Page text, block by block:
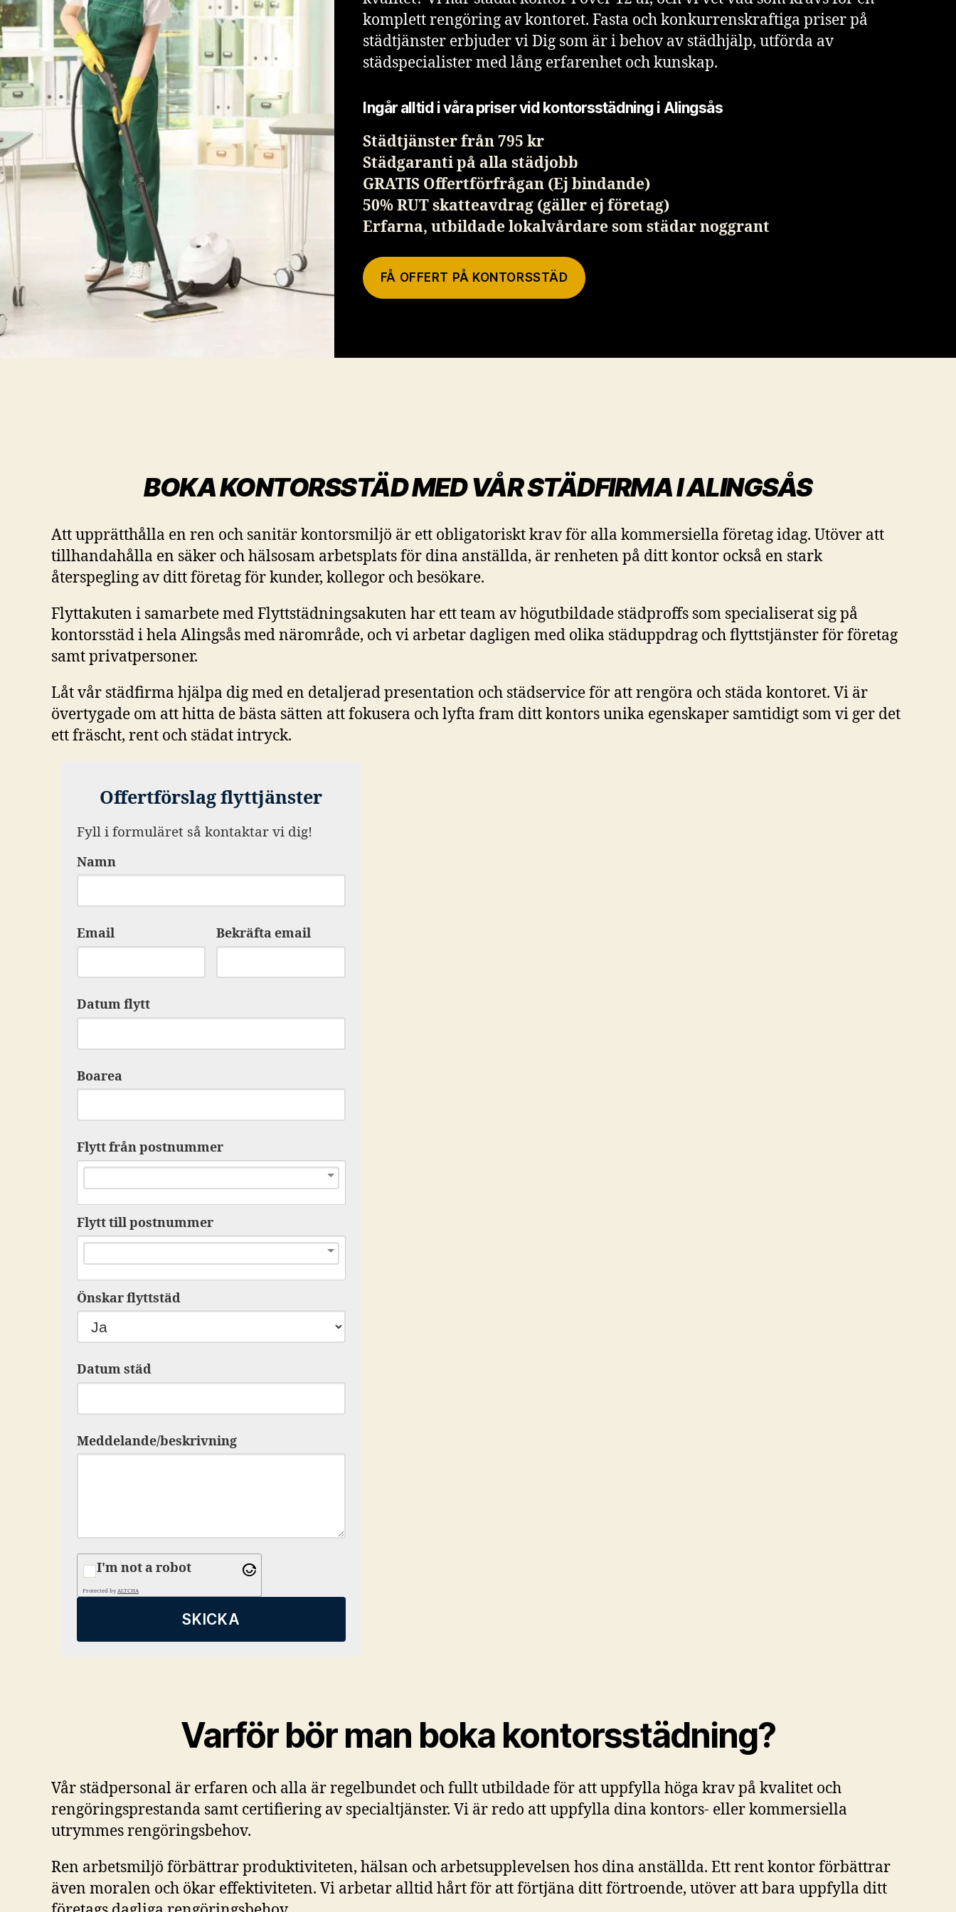
komplett rengöring av kontoret. Fasta och konkurrenskraftiga priser på
städtjänster erbjuder vi Dig som är i behov av städhjälp, utförda av
städspecialister med lång erfarenhet och kunskap.
Ingår alltid i våra priser vid kontorsstädning i Alingsås
Städtjänster från 795 kr
Städgaranti på alla städjobb
GRATIS Offertförfrågan (Ej bindande)
50% RUT skatteavdrag (gäller ej företag)
Erfarna, utbildade lokalvårdare som städar noggrant
FÅ OFFERT PÅ KONTORSSTÄD
BOKA KONTORSSTÄD MED VÅR STÄDFIRMA IALINGSÅS
Att upprätthålla en ren och sanitär kontorsmiljö är ett obligatoriskt krav för alla kommersiella företag idag. Utöver att
tillhandahålla en säker och hälsosam arbetsplats för dina anställda, är renheten på ditt kontor också en stark
återspegling av ditt företag för kunder, kollegor och besökare.
Flyttakuten i samarbete med Flyttstädningsakuten har ett team av högutbildade städproffs som specialiserat sig på
kontorsstäd i hela Alingsås med närområde, och vi arbetar dagligen med olika städuppdrag och flyttstjänster för företag
samt privatpersoner.
Låt vår städfirma hjälpa dig med en detaljerad presentation och städservice för att rengöra och städa kontoret. Vi är
övertygade om att hitta de bästa sätten att fokusera och lyfta fram ditt kontors unika egenskaper samtidigt som vi ger det
ett fräscht, rent och städat intryck.
Offertförslag flyttjänster
Fyll i formuläret så kontaktar vi dig!
Namn
Email Bekräfta email
Datum flytt
Boarea
Flytt från postnummer
Flytt till postnummer
Önskar flyttstäd
Datum städ
Meddelande/beskrivning
I'm not a robot
Protected by ALTCHA
Varför bör man boka kontorsstädning?
Vår städpersonal är erfaren och alla är regelbundet och fullt utbildade för att uppfylla höga krav på kvalitet och
rengöringsprestanda samt certifiering av specialtjänster. Vi är redo att uppfylla dina kontors- eller kommersiella
utrymmes rengöringsbehov.
Ren arbetsmiljö förbättrar produktiviteten, hälsan och arbetsupplevelsen hos dina anställda. Ett rent kontor förbättrar
även moralen och ökar effektiviteten. Vi arbetar alltid hårt för att förtjäna ditt förtroende, utöver att bara uppfylla ditt